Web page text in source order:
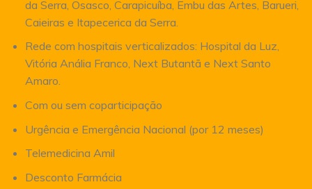
da Serra, Osasco, Carapicuíba, Embu das Artes, Barueri,
Caieiras e Itapecerica da Serra.
Rede com hospitais verticalizados: Hospital da Luz,
Vitória Anália Franco, Next Butantã e Next Santo
Amaro.
Com ou sem coparticipação
Urgência e Emergência Nacional (por 12 meses)
Telemedicina Amil
Desconto Farmácia